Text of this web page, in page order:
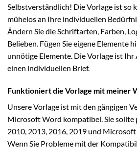
Selbstverständlich! Die Vorlage ist so
mühelos an Ihre individuellen
Ändern Sie die Schriftarten, Farben,
Belieben. Fügen Sie eigene Elemente
unnötige Elemente. Die Vorlage ist
einen individuellen Brief.
Funktioniert die Vorlage mit meiner
Unsere Vorlage ist mit den gängigen
Microsoft Word kompatibel. Sie sollte
2010, 2013, 2016, 2019 und
Wenn Sie Probleme mit der